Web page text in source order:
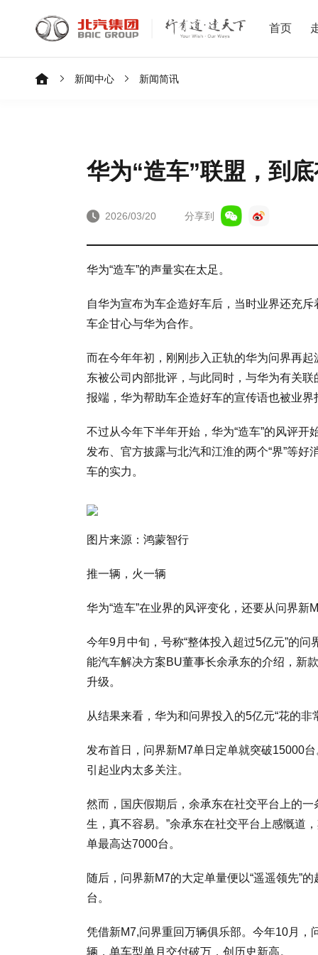
首页
新闻中心 新闻简讯
华为“造车”联盟，到
2026/03/20 分享到
华为“造车”的声量实在太足。
自华为宣布为车企造好车后，当时业界还充
车企甘心与华为合作。
而在今年年初，刚刚步入正轨的华为问界再
东被公司内部批评，与此同时，与华为有关
报端，华为帮助车企造好车的宣传语也被业
不过从今年下半年开始，华为“造车”的风评
发布、官方披露与北汽和江淮的两个“界”等
车的实力。
图片来源：鸿蒙智行
推一辆，火一辆
华为“造车”在业界的风评变化，还要从问界新
今年9月中旬，号称“整体投入超过5亿元”的
能汽车解决方案BU董事长余承东的介绍，新
升级。
从结果来看，华为和问界投入的5亿元“花的非
发布首日，问界新M7单日定单就突破15000
引起业内太多关注。
然而，国庆假期后，余承东在社交平台上的
生，真不容易。”余承东在社交平台上感慨道
单最高达7000台。
随后，问界新M7的大定单量便以“遥遥领先”
台。
凭借新M7,问界重回万辆俱乐部。今年10月
辆，单车型单月交付破万，创历史新高。